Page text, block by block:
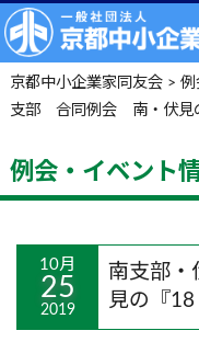
京都中小企業家同友会> 例
支部 合同例会 南・伏見
例会・イベント
10月
25
2019
南支部
見の『